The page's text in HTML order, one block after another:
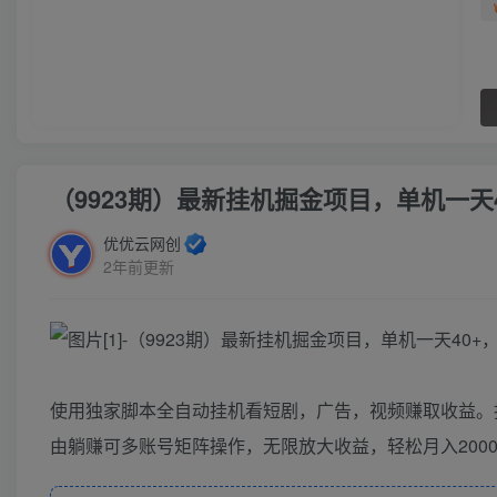
（9923期）最新挂机掘金项目，单机
优优云网创
2年前更新
使用独家脚本全自动挂机看短剧，广告，视频赚取收益
由躺赚可多账号矩阵操作，无限放大收益，轻松月入